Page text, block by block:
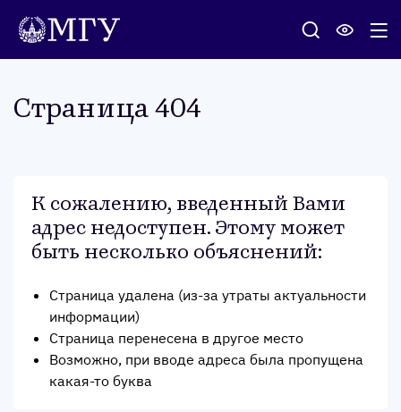
Стра­ница 404
К сожалению, введенный Вами
адрес недоступен. Этому может
быть несколько объяснений:
Страница удалена (из-за утраты актуальности
информации)
Страница перенесена в другое место
Возможно, при вводе адреса была пропущена
какая-то буква